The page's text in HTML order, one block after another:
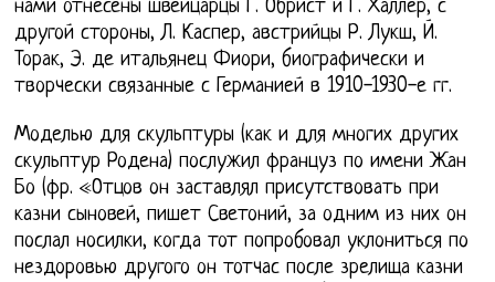
нами отнесены швейцарцы Г. Обрист и Г. Халлер, с
другой стороны, Л. Каспер, австрийцы Р. Лукш, Й.
Торак, Э. де итальянец Фиори, биографически и
творчески связанные с Германией в 1910-1930-е гг.
Моделью для скульптуры (как и для многих других
скульптур Родена) послужил француз по имени Жан
Бо (фр. «Отцов он заставлял присутствовать при
казни сыновей, пишет Светоний, за одним из них он
послал носилки, когда тот попробовал уклониться по
нездоровью другого он тотчас после зрелища казни